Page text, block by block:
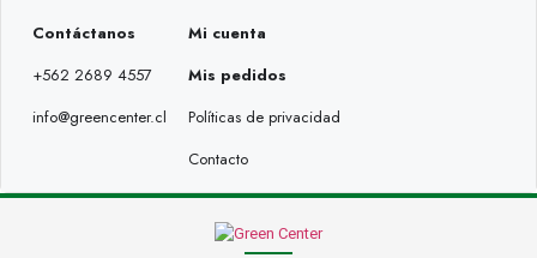
Contáctanos
+562 2689 4557
info@greencenter.cl
Mi cuenta
Mis pedidos
Políticas de privacidad
Contacto